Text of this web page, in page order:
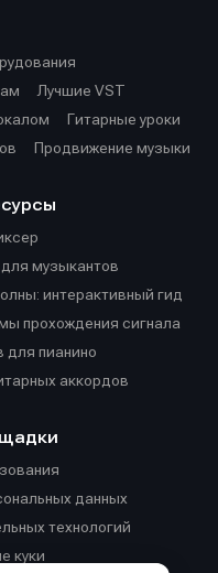
Лучшие VST
Гитарные уроки
Продвижение музыки
музыкантов
интерактивный гид
прохождения сигнала
для пианино
аккордов
данных
технологий
куки